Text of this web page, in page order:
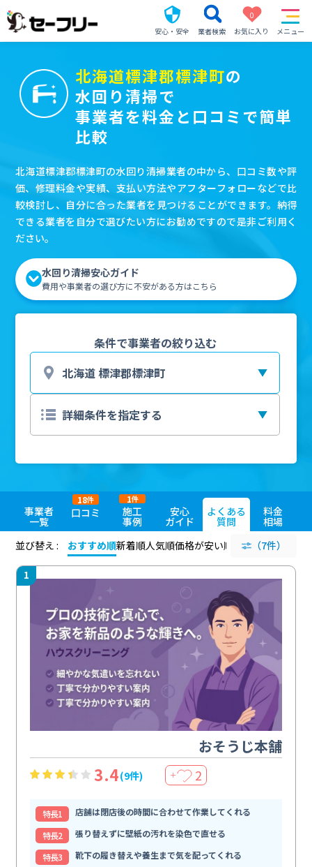
安心・安全 業者検索
0
お気に入り
メニュー
北海道標津郡標津町の
水回り清掃で
事業者を料金と口コミで簡単
比較
北海道標津郡標津町の水回り清掃業者の中から、口コミ数や評
価、修理料金や実績、支払い方法やアフターフォローなどで比
較検討し、自分に合った業者を見つけることができます。納得
できる業者を自分で選びたい方にお勧めですので是非ご利用く
ださい。
水回り清掃安心ガイド
費用や事業者の選び方に不安がある方はこちら
条件で事業者の絞り込む
事業者
一覧
口コミ
18件
施工
事例
1件
安心
ガイド
よくある
質問
料金
相場
並び替え :
おすすめ順新着順人気順価格が安い順 評価が高い順
（7件）
1
おそうじ本舗
3.4(9件) ＋ 2
特⻑1
店舗は閉店後の時間に合わせて作業してくれる
特⻑2
張り替えずに壁紙の汚れを染色で直せる
特⻑3
靴下の履き替えや養生まで気を配ってくれる